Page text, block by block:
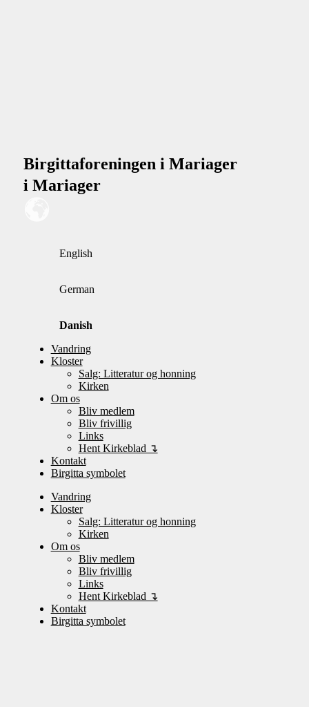
Birgittaforeningen i Mariager
i Mariager
English
German
Danish
Vandring
Kloster
Salg: Litteratur og honning
Kirken
Om os
Bliv medlem
Bliv frivillig
Links
Hent Kirkeblad ↴
Kontakt
Birgitta symbolet
Vandring
Kloster
Salg: Litteratur og honning
Kirken
Om os
Bliv medlem
Bliv frivillig
Links
Hent Kirkeblad ↴
Kontakt
Birgitta symbolet